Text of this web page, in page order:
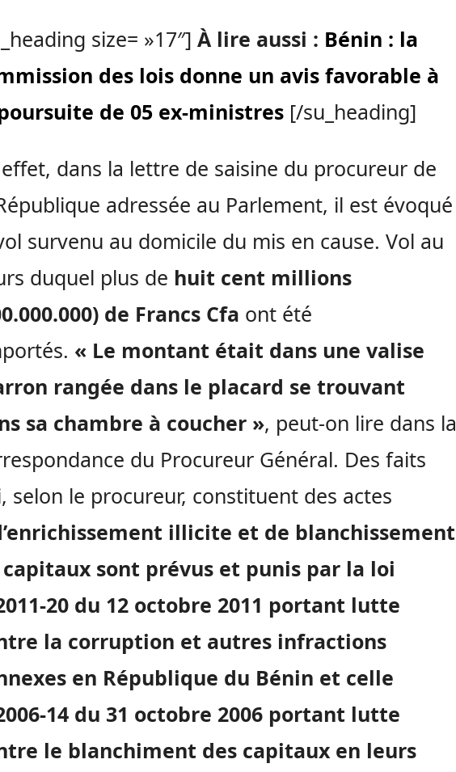
size= »17″] À lire aussi : Bénin : la
des lois donne un avis favorable à
de 05 ex-ministres [/su_heading]
effet, dans la lettre de saisine du procureur de
adressée au Parlement, il est évoqué
survenu au domicile du mis en cause. Vol au
duquel plus de huit cent millions
de Francs Cfa ont été
« Le montant était dans une valise
rangée dans le placard se trouvant
sa chambre à coucher », peut-on lire dans la
du Procureur Général. Des faits
selon le procureur, constituent des actes
illicite et de blanchissement
sont prévus et punis par la loi
20 du 12 octobre 2011 portant lutte
la corruption et autres infractions
en République du Bénin et celle
14 du 31 octobre 2006 portant lutte
le blanchiment des capitaux en leurs